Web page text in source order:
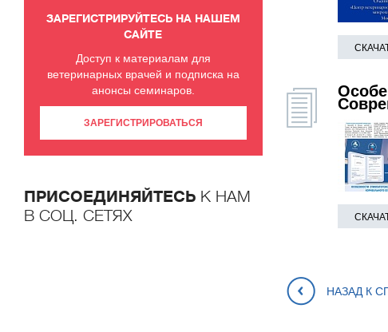
ЗАРЕГИСТРИРУЙТЕСЬ НА НАШЕМ
САЙТЕ
Доступ к материалам для
ветеринарных врачей и подписка на
анонсы семинаров.
ЗАРЕГИСТРИРОВАТЬСЯ
ПРИСОЕДИНЯЙТЕСЬ К НАМ
В СОЦ. СЕТЯХ
НАЗАД К